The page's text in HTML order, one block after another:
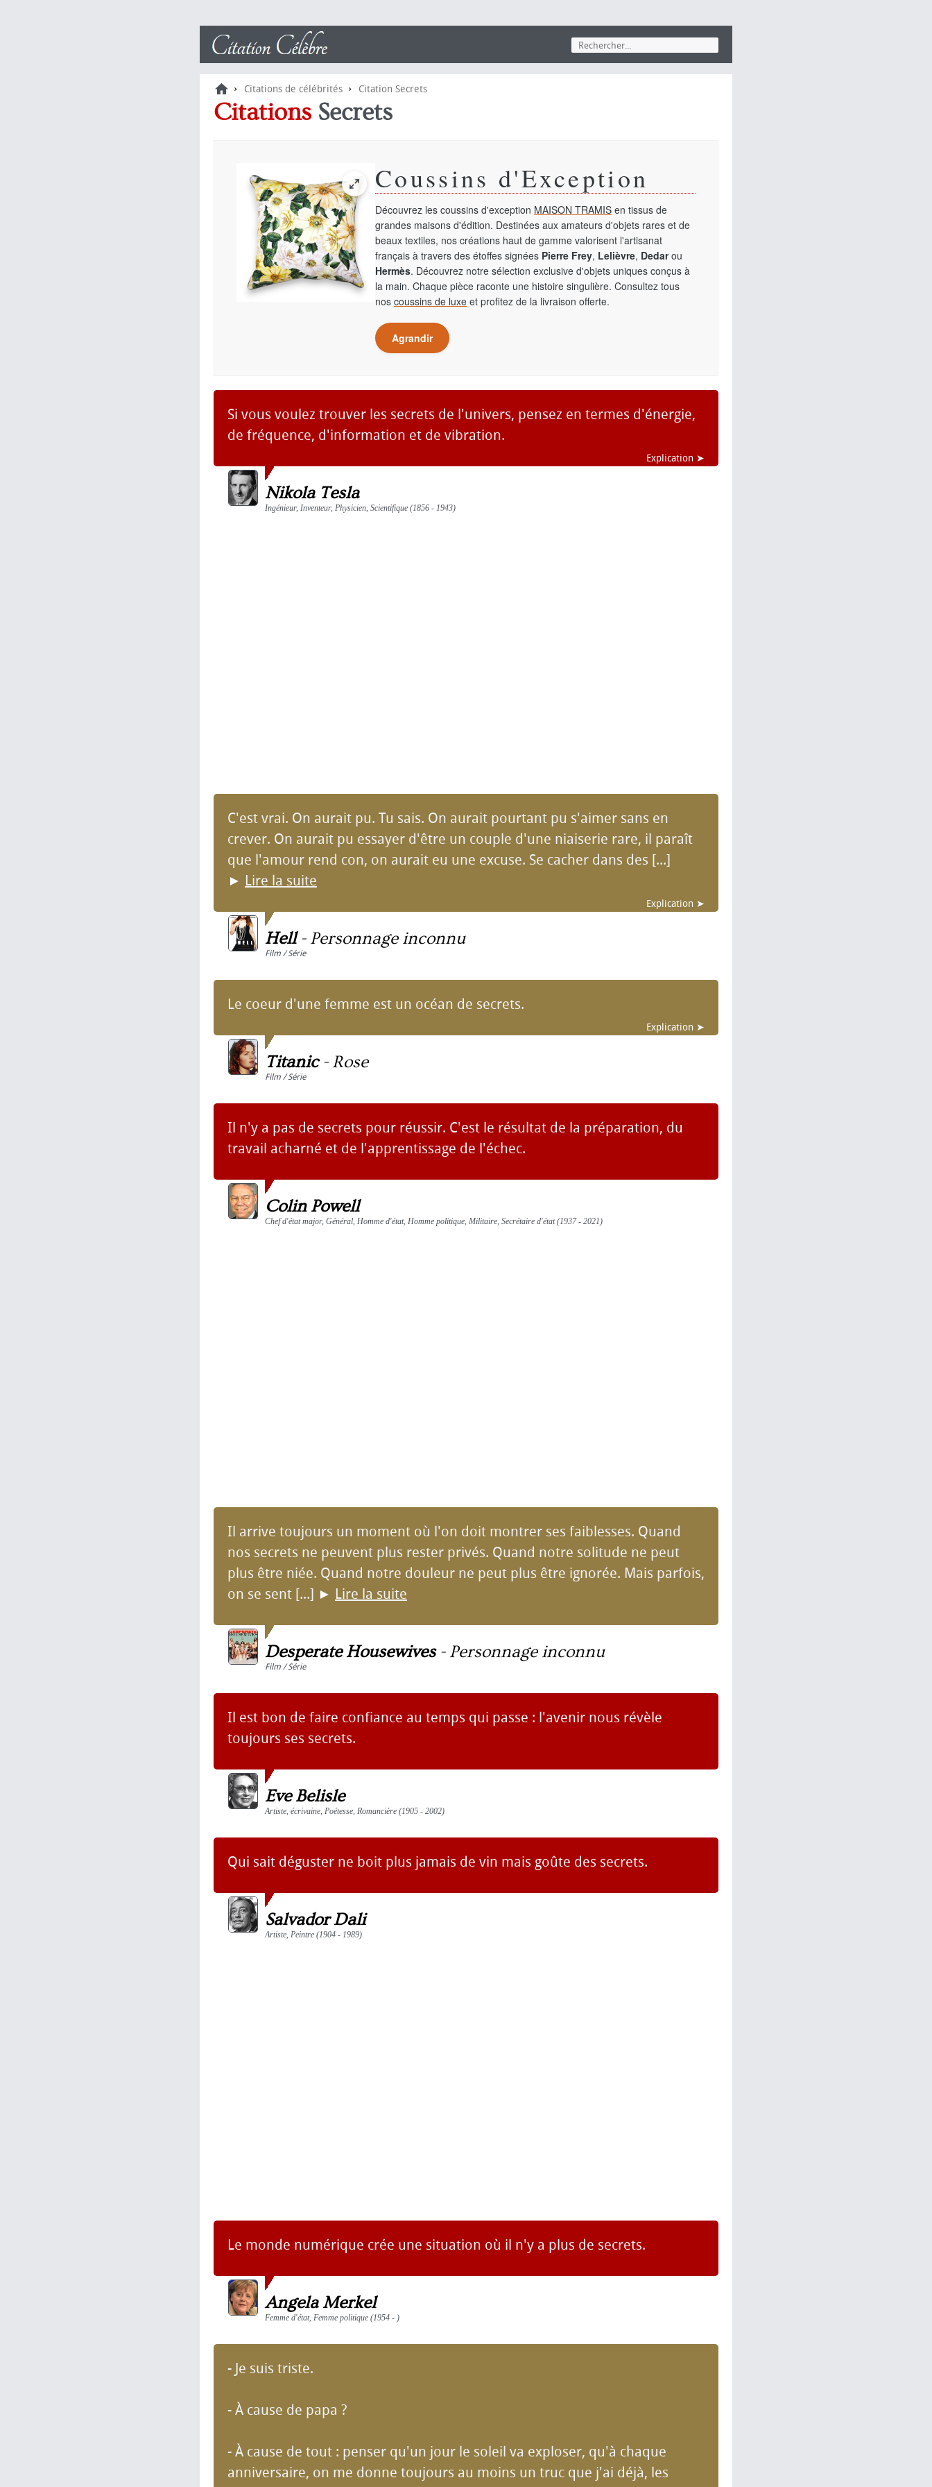
› Citations de célébrités › Citation Secrets
Citations Secrets
Coussins d'Exception
Découvrez les coussins d'exception MAISON TRAMIS en tissus de
grandes maisons d'édition. Destinées aux amateurs d'objets rares et de
beaux textiles, nos créations haut de gamme valorisent l'artisanat
français à travers des étoffes signées Pierre Frey, Lelièvre, Dedarou
Hermès. Découvrez notre sélection exclusive d'objets uniques conçus à
la main. Chaque pièce raconte une histoire singulière. Consultez tous
nos coussins de luxe et profitez de la livraison offerte.
Agrandir
Si vous voulez trouver les secrets de l'univers, pensez en termes d'énergie,
de fréquence, d'information et de vibration.
Explication ➤
Nikola Tesla
Ingénieur, Inventeur, Physicien, Scientifique (1856 - 1943)
C'est vrai. On aurait pu. Tu sais. On aurait pourtant pu s'aimer sans en
crever. On aurait pu essayer d'être un couple d'une niaiserie rare, il paraît
que l'amour rend con, on aurait eu une excuse. Se cacher dans des [...]
► Lire la suite
Explication ➤
Hell- Personnage inconnu
Film / Série
Le coeur d'une femme est un océan de secrets.
Explication ➤
Titanic- Rose
Film / Série
Il n'y a pas de secrets pour réussir. C'est le résultat de la préparation, du
travail acharné et de l'apprentissage de l'échec.
Colin Powell
Chef d'état major, Général, Homme d'état, Homme politique, Militaire, Secrétaire d'état (1937 - 2021)
Il arrive toujours un moment où l'on doit montrer ses faiblesses. Quand
nos secrets ne peuvent plus rester privés. Quand notre solitude ne peut
plus être niée. Quand notre douleur ne peut plus être ignorée. Mais parfois,
on se sent [...] ► Lire la suite
Desperate Housewives- Personnage inconnu
Film / Série
Il est bon de faire confiance au temps qui passe : l'avenir nous révèle
toujours ses secrets.
Eve Belisle
Artiste, écrivaine, Poétesse, Romancière (1905 - 2002)
Qui sait déguster ne boit plus jamais de vin mais goûte des secrets.
Salvador Dali
Artiste, Peintre (1904 - 1989)
Le monde numérique crée une situation où il n'y a plus de secrets.
Angela Merkel
Femme d'état, Femme politique (1954 - )
- Je suis triste.
- À cause de papa ?
- À cause de tout : penser qu'un jour le soleil va exploser, qu'à chaque
anniversaire, on me donne toujours au moins un truc que j'ai déjà, les